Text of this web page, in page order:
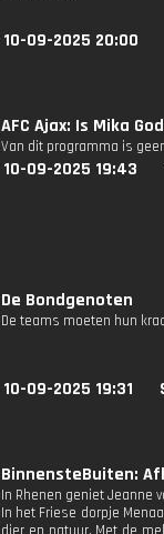
10-09-2025 20:00
AFC Ajax: Is Mika
Van dit programma is
10-09-2025 19:43
De Bondgenoten
De teams moeten hun
10-09-2025 19:31
BinnensteBuiten:
In Rhenen geniet Jeanne
In het Friese dorpje